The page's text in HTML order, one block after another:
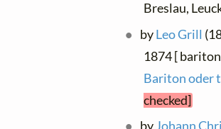
Breslau,
byLeo Grill
1874 [
Bariton oder
checked]
by Johann